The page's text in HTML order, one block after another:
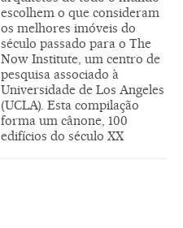
escolhem o que consideram
os melhores imóveis do
século passado para o The
Now Institute, um centro de
pesquisa associado à
Universidade de Los Angeles
(UCLA). Esta compilação
forma um cânone, 100
edifícios do século XX